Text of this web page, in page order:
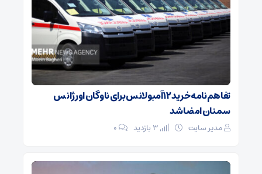
تفاهم‌نامه خرید ۱۲ آمبولانس برای ناوگان اورژانس
سمنان امضا شد
مدیر سایت ۰